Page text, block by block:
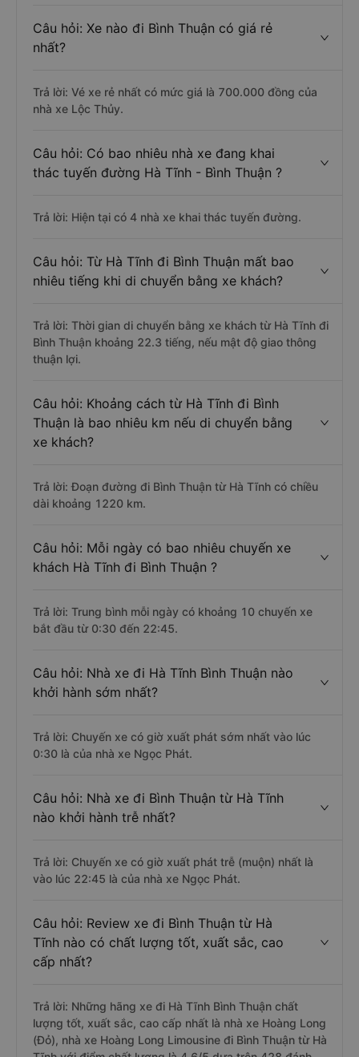
Câu hỏi: Xe nào đi Bình Thuận có giá rẻ
nhất?
Trả lời: Vé xe rẻ nhất có mức giá là 700.000 đồng của
nhà xe Lộc Thủy.
Câu hỏi: Có bao nhiêu nhà xe đang khai
thác tuyến đường Hà Tĩnh - Bình Thuận ?
Trả lời: Hiện tại có 4 nhà xe khai thác tuyến đường.
Câu hỏi: Từ Hà Tĩnh đi Bình Thuận mất bao
nhiêu tiếng khi di chuyển bằng xe khách?
Trả lời: Thời gian di chuyển bằng xe khách từ Hà Tĩnh đi
Bình Thuận khoảng 22.3 tiếng, nếu mật độ giao thông
thuận lợi.
Câu hỏi: Khoảng cách từ Hà Tĩnh đi Bình
Thuận là bao nhiêu km nếu di chuyển bằng
xe khách?
Trả lời: Đoạn đường đi Bình Thuận từ Hà Tĩnh có chiều
dài khoảng 1220 km.
Câu hỏi: Mỗi ngày có bao nhiêu chuyến xe
khách Hà Tĩnh đi Bình Thuận ?
Trả lời: Trung bình mỗi ngày có khoảng 10 chuyến xe
bắt đầu từ 0:30 đến 22:45.
Câu hỏi: Nhà xe đi Hà Tĩnh Bình Thuận nào
khởi hành sớm nhất?
Trả lời: Chuyến xe có giờ xuất phát sớm nhất vào lúc
0:30 là của nhà xe Ngọc Phát.
Câu hỏi: Nhà xe đi Bình Thuận từ Hà Tĩnh
nào khởi hành trễ nhất?
Trả lời: Chuyến xe có giờ xuất phát trễ (muộn) nhất là
vào lúc 22:45 là của nhà xe Ngọc Phát.
Câu hỏi: Review xe đi Bình Thuận từ Hà
Tĩnh nào có chất lượng tốt, xuất sắc, cao
cấp nhất?
Trả lời: Những hãng xe đi Hà Tĩnh Bình Thuận chất
lượng tốt, xuất sắc, cao cấp nhất là nhà xe Hoàng Long
(Đỏ), nhà xe Hoàng Long Limousine đi Bình Thuận từ Hà